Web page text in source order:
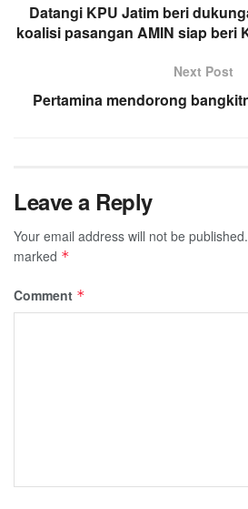
Datangi KPU Jatim beri
koalisi pasangan AMIN siap beri
Next Post
Pertamina mendorong
Leave a Reply
Your email address will not be published.
marked *
Comment *